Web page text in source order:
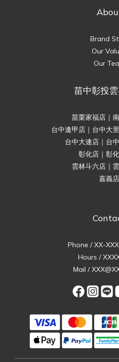
Brand
Our
Our
苗中彰投
苗栗家福店｜
台中逢甲店｜台中大
台中大連店｜台
彰化店｜彰
雲林斗六店｜
嘉義店
Phone / XX-
Hours /
Mail /